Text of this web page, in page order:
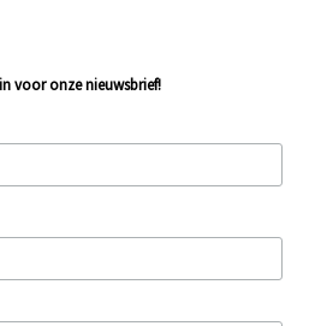
voor onze nieuwsbrief!